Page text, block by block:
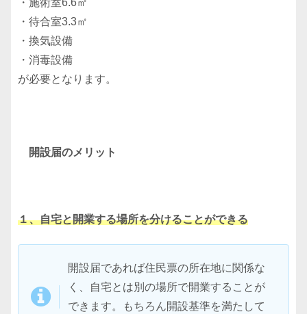
・待合室3.3㎡
・換気設備
・消毒設備
が必要となります。
開設届のメリット
１、自宅と開業する場所を分けることができる
開設届であれば住民票の所在地に関係な
く、自宅とは別の場所で開業することが
できます。もちろん開設基準を満たして